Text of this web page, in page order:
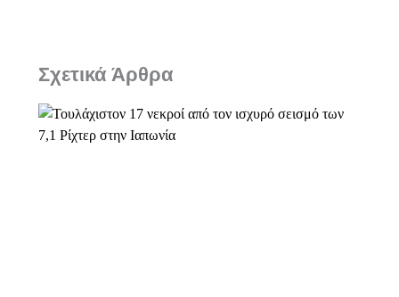
Σχετικά Άρθρα